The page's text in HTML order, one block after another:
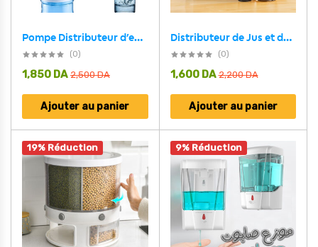
Pompe Distributeur d’eau Automatique V3 – موزع المياه الأوتوماتيكي
(0)
2,500DA
1,850 DA
Ajouter au panier
Distributeur de Jus et de Limonade Gosto 4 litres – موزع مشروبات
(0)
2,200DA
1,600 DA
Ajouter au panier
19% Réduction 9% Réduction